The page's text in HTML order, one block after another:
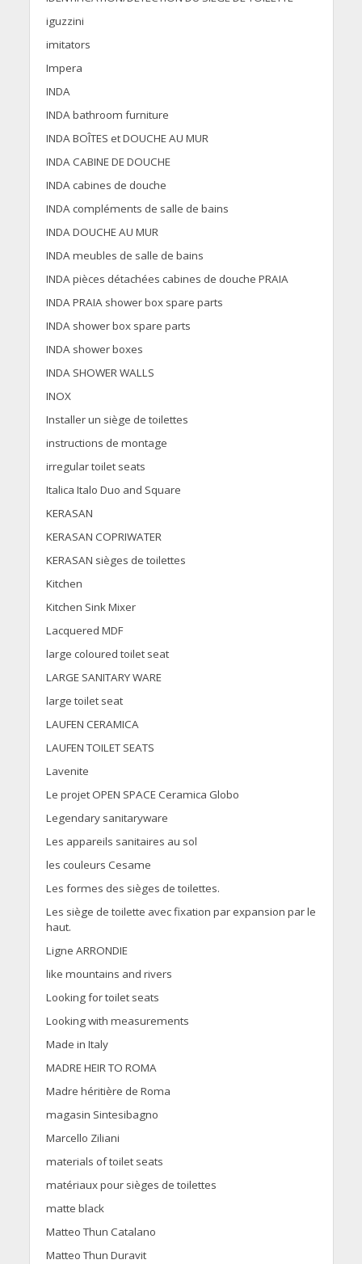
iguzzini
imitators
Impera
INDA
INDA bathroom furniture
INDA BOÎTES et DOUCHE AU MUR
INDA CABINE DE DOUCHE
INDA cabines de douche
INDA compléments de salle de bains
INDA DOUCHE AU MUR
INDA meubles de salle de bains
INDA pièces détachées cabines de douche PRAIA
INDA PRAIA shower box spare parts
INDA shower box spare parts
INDA shower boxes
INDA SHOWER WALLS
INOX
Installer un siège de toilettes
instructions de montage
irregular toilet seats
Italica Italo Duo and Square
KERASAN
KERASAN COPRIWATER
KERASAN sièges de toilettes
Kitchen
Kitchen Sink Mixer
Lacquered MDF
large coloured toilet seat
LARGE SANITARY WARE
large toilet seat
LAUFEN CERAMICA
LAUFEN TOILET SEATS
Lavenite
Le projet OPEN SPACE Ceramica Globo
Legendary sanitaryware
Les appareils sanitaires au sol
les couleurs Cesame
Les formes des sièges de toilettes.
Les siège de toilette avec fixation par expansion par le
haut.
Ligne ARRONDIE
like mountains and rivers
Looking for toilet seats
Looking with measurements
Made in Italy
MADRE HEIR TO ROMA
Madre héritière de Roma
magasin Sintesibagno
Marcello Ziliani
materials of toilet seats
matériaux pour sièges de toilettes
matte black
Matteo Thun Catalano
Matteo Thun Duravit